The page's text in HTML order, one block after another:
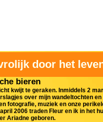
door het
bieren
kwijt te geraken. Inmiddels 2
over mijn wandeltochten
fotografie, muziek en onze
2006 traden Fleur en ik in het
Ariadne geboren.